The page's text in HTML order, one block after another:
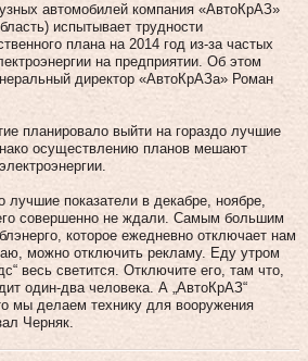
автомобилей компания «АвтоКрАЗ»
испытывает трудности
плана на 2014 год из-за частых
на предприятии. Об этом
директор «АвтоКрАЗа» Роман
планировало выйти на гораздо лучшие
осуществлению планов мешают
лучшие показатели в декабре, ноябре,
совершенно не ждали. Самым большим
которое ежедневно отключает нам
можно отключить рекламу. Еду утром
весь светится. Отключите его, там что,
один-два человека. А „АвтоКрАЗ“
мы делаем технику для вооружения
Черняк.